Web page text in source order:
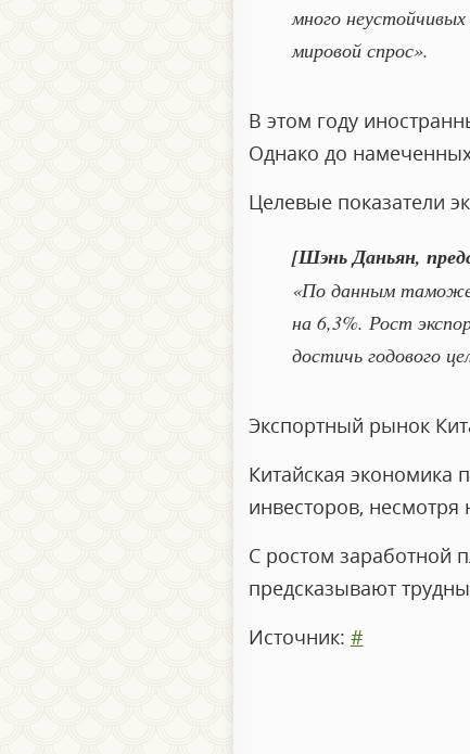
много
мировой спрос».
В этом году
Однако до
Целевые показатели
[Шэнь Даньян,
«По данным
на 6,3%. Рост
достичь годового
Экспортный рынок
Китайская экономика
инвесторов,
С ростом заработной
предсказывают
Источник: #